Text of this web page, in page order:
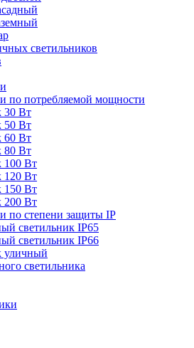
светильников
по потребляемой мощности
30 Вт
50 Вт
60 Вт
80 Вт
100 Вт
120 Вт
150 Вт
200 Вт
по степени защиты IP
светильник IP65
светильник IP66
уличный
светильника